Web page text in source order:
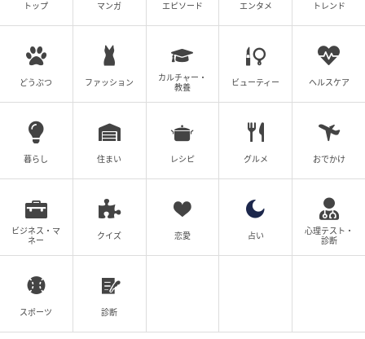
トップ マンガ エピソード エンタメ トレンド
どうぶつ ファッション
カルチャー・
教養
ビューティー ヘルスケア
暮らし 住まい レシピ グルメ おでかけ
ビジネス・マ
ネー
クイズ 恋愛 占い
心理テスト・
診断
スポーツ 診断